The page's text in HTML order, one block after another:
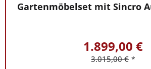
Gartenmöbelset mit Sincro
1.899,00 €
3.015,00 € *